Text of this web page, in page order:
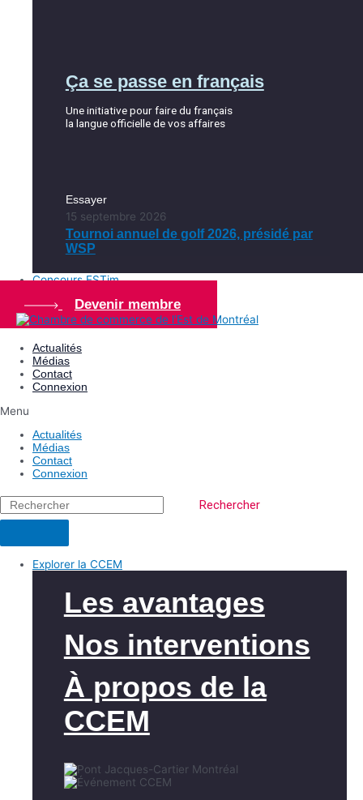
Ça se passe en français
Une initiative pour faire du français
la langue officielle de vos affaires
Essayer
15 septembre 2026
Tournoi annuel de golf 2026, présidé par
WSP
Concours ESTim
Devenir membre
Actualités
Médias
Contact
Connexion
Menu
Actualités
Médias
Contact
Connexion
Rechercher
Explorer la CCEM
Les avantages
Nos interventions
À propos de la
CCEM